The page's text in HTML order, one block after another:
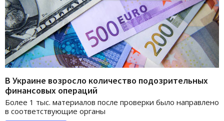
В Украине возросло количество подозрительных
финансовых операций
Более 1 тыс. материалов после проверки было направлено
в соответствующие органы